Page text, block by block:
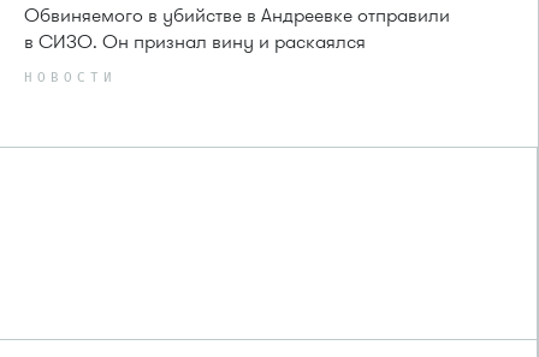
Обвиняемого в убийстве в Андреевке отправили
в СИЗО. Он признал вину и раскаялся
НОВОСТИ